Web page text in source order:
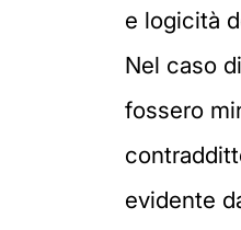
e logicità
Nel caso
fossero
evidente